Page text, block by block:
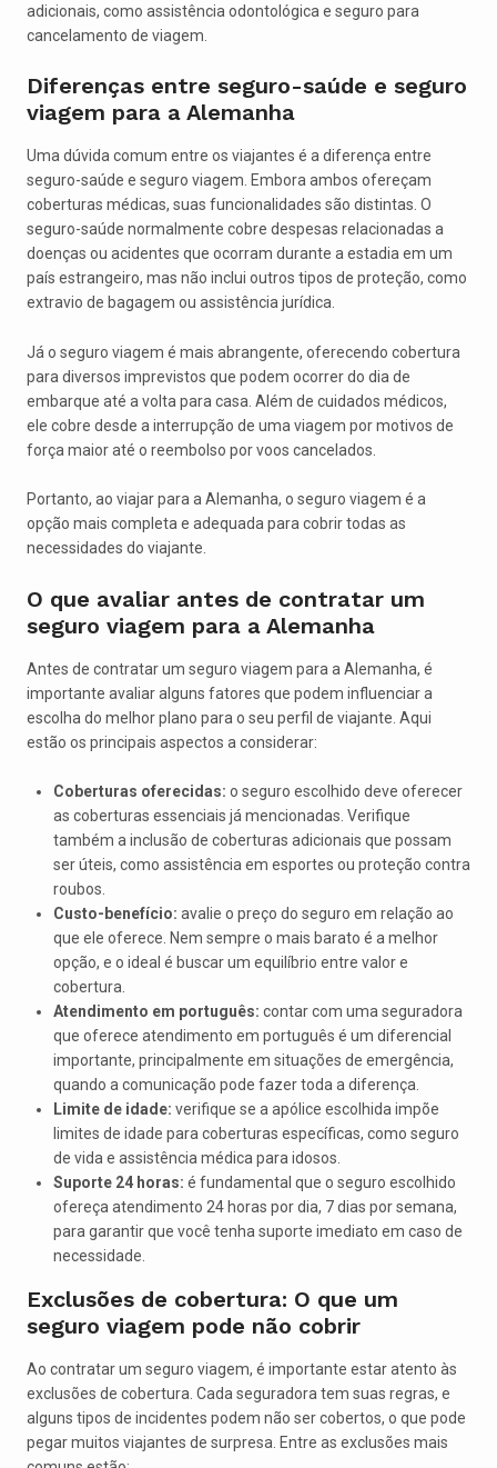
adicionais, como assistência odontológica e seguro para
cancelamento de viagem.
Diferenças entre seguro-saúde e seguro
viagem para a Alemanha
Uma dúvida comum entre os viajantes é a diferença entre
seguro-saúde e seguro viagem. Embora ambos ofereçam
coberturas médicas, suas funcionalidades são distintas. O
seguro-saúde normalmente cobre despesas relacionadas a
doenças ou acidentes que ocorram durante a estadia em um
país estrangeiro, mas não inclui outros tipos de proteção, como
extravio de bagagem ou assistência jurídica.
Já o seguro viagem é mais abrangente, oferecendo cobertura
para diversos imprevistos que podem ocorrer do dia de
embarque até a volta para casa. Além de cuidados médicos,
ele cobre desde a interrupção de uma viagem por motivos de
força maior até o reembolso por voos cancelados.
Portanto, ao viajar para a Alemanha, o seguro viagem é a
opção mais completa e adequada para cobrir todas as
necessidades do viajante.
O que avaliar antes de contratar um
seguro viagem para a Alemanha
Antes de contratar um seguro viagem para a Alemanha, é
importante avaliar alguns fatores que podem influenciar a
escolha do melhor plano para o seu perfil de viajante. Aqui
estão os principais aspectos a considerar:
Coberturas oferecidas: o seguro escolhido deve oferecer
as coberturas essenciais já mencionadas. Verifique
também a inclusão de coberturas adicionais que possam
ser úteis, como assistência em esportes ou proteção contra
roubos.
Custo-benefício: avalie o preço do seguro em relação ao
que ele oferece. Nem sempre o mais barato é a melhor
opção, e o ideal é buscar um equilíbrio entre valor e
cobertura.
Atendimento em português: contar com uma seguradora
que oferece atendimento em português é um diferencial
importante, principalmente em situações de emergência,
quando a comunicação pode fazer toda a diferença.
Limite de idade: verifique se a apólice escolhida impõe
limites de idade para coberturas específicas, como seguro
de vida e assistência médica para idosos.
Suporte 24 horas: é fundamental que o seguro escolhido
ofereça atendimento 24 horas por dia, 7 dias por semana,
para garantir que você tenha suporte imediato em caso de
necessidade.
Exclusões de cobertura: O que um
seguro viagem pode não cobrir
Ao contratar um seguro viagem, é importante estar atento às
exclusões de cobertura. Cada seguradora tem suas regras, e
alguns tipos de incidentes podem não ser cobertos, o que pode
pegar muitos viajantes de surpresa. Entre as exclusões mais